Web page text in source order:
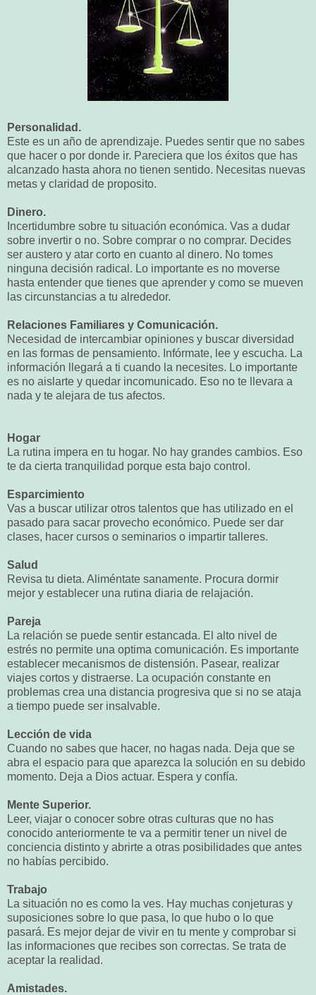
Personalidad.
Este es un año de aprendizaje. Puedes sentir que no sabes
que hacer o por donde ir. Pareciera que los éxitos que has
alcanzado hasta ahora no tienen sentido. Necesitas nuevas
metas y claridad de proposito.
Dinero.
Incertidumbre sobre tu situación económica. Vas a dudar
sobre invertir o no. Sobre comprar o no comprar. Decides
ser austero y atar corto en cuanto al dinero. No tomes
ninguna decisión radical. Lo importante es no moverse
hasta entender que tienes que aprender y como se mueven
las circunstancias a tu alrededor.
Relaciones Familiares y Comunicación.
Necesidad de intercambiar opiniones y buscar diversidad
en las formas de pensamiento. Infórmate, lee y escucha. La
información llegará a ti cuando la necesites. Lo importante
es no aislarte y quedar incomunicado. Eso no te llevara a
nada y te alejara de tus afectos.
Hogar
La rutina impera en tu hogar. No hay grandes cambios. Eso
te da cierta tranquilidad porque esta bajo control.
Esparcimiento
Vas a buscar utilizar otros talentos que has utilizado en el
pasado para sacar provecho económico. Puede ser dar
clases, hacer cursos o seminarios o impartir talleres.
Salud
Revisa tu dieta. Aliméntate sanamente. Procura dormir
mejor y establecer una rutina diaria de relajación.
Pareja
La relación se puede sentir estancada. El alto nivel de
estrés no permite una optima comunicación. Es importante
establecer mecanismos de distensión. Pasear, realizar
viajes cortos y distraerse. La ocupación constante en
problemas crea una distancia progresiva que si no se ataja
a tiempo puede ser insalvable.
Lección de vida
Cuando no sabes que hacer, no hagas nada. Deja que se
abra el espacio para que aparezca la solución en su debido
momento. Deja a Dios actuar. Espera y confía.
Mente Superior.
Leer, viajar o conocer sobre otras culturas que no has
conocido anteriormente te va a permitir tener un nivel de
conciencia distinto y abrirte a otras posibilidades que antes
no habías percibido.
Trabajo
La situación no es como la ves. Hay muchas conjeturas y
suposiciones sobre lo que pasa, lo que hubo o lo que
pasará. Es mejor dejar de vivir en tu mente y comprobar si
las informaciones que recibes son correctas. Se trata de
aceptar la realidad.
Amistades.